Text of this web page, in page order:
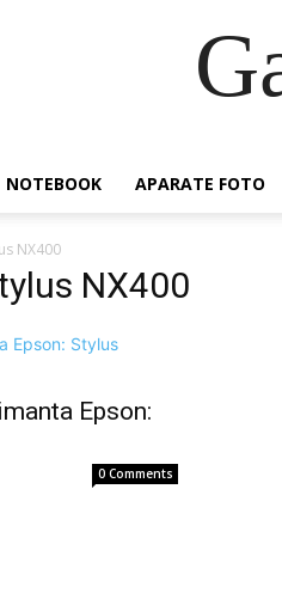
NOTEBOOK APARATE FOTO
NX400
NX400
Epson:
0 Comments